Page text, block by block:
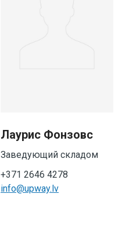
Лаурис Фонзовс
Заведующий складом
+371 2646 4278
info@upway.lv